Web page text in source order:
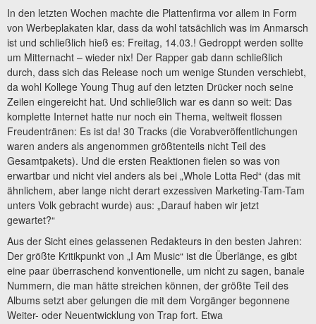
In den letzten Wochen machte die Plattenfirma vor allem in Form
von Werbeplakaten klar, dass da wohl tatsächlich was im Anmarsch
ist und schließlich hieß es: Freitag, 14.03.! Gedroppt werden sollte
um Mitternacht – wieder nix! Der Rapper gab dann schließlich
durch, dass sich das Release noch um wenige Stunden verschiebt,
da wohl Kollege Young Thug auf den letzten Drücker noch seine
Zeilen eingereicht hat. Und schließlich war es dann so weit: Das
komplette Internet hatte nur noch ein Thema, weltweit flossen
Freudentränen: Es ist da! 30 Tracks (die Vorabveröffentlichungen
waren anders als angenommen größtenteils nicht Teil des
Gesamtpakets). Und die ersten Reaktionen fielen so was von
erwartbar und nicht viel anders als bei „Whole Lotta Red“ (das mit
ähnlichem, aber lange nicht derart exzessiven Marketing-Tam-Tam
unters Volk gebracht wurde) aus: „Darauf haben wir jetzt
gewartet?“
Aus der Sicht eines gelassenen Redakteurs in den besten Jahren:
Der größte Kritikpunkt von „I Am Music“ ist die Überlänge, es gibt
eine paar überraschend konventionelle, um nicht zu sagen, banale
Nummern, die man hätte streichen können, der größte Teil des
Albums setzt aber gelungen die mit dem Vorgänger begonnene
Weiter- oder Neuentwicklung von Trap fort. Etwa